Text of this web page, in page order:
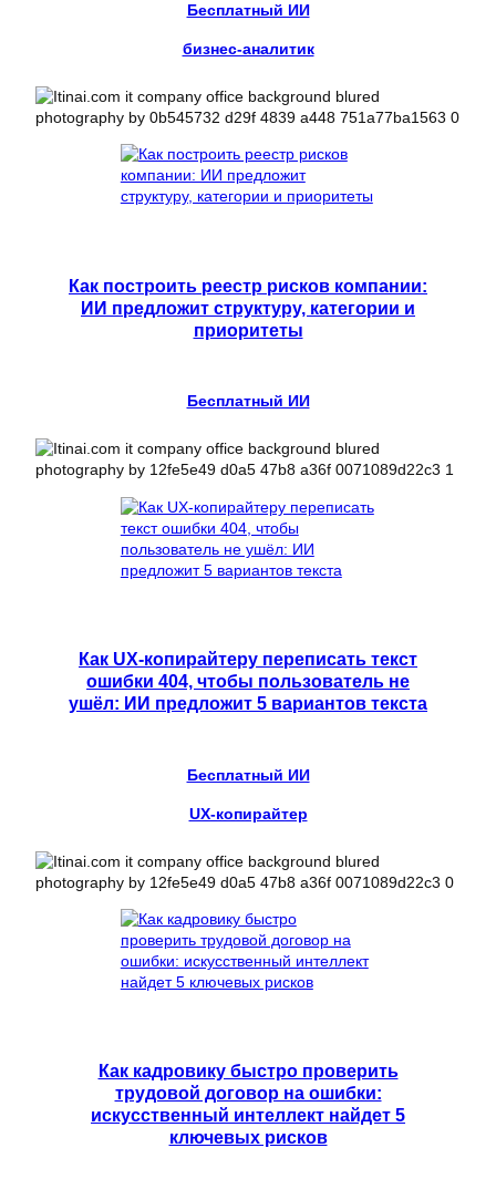
Бесплатный ИИ
бизнес-аналитик
Как построить реестр рисков компании:
ИИ предложит структуру, категории и
приоритеты
Бесплатный ИИ
Как UX-копирайтеру переписать текст
ошибки 404, чтобы пользователь не
ушёл: ИИ предложит 5 вариантов текста
Бесплатный ИИ
UX-копирайтер
Как кадровику быстро проверить
трудовой договор на ошибки:
искусственный интеллект найдет 5
ключевых рисков